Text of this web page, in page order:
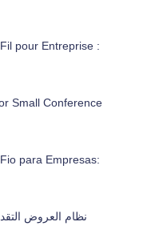
pour Entreprise :
Small Conference
para Empresas:
نظام العروض